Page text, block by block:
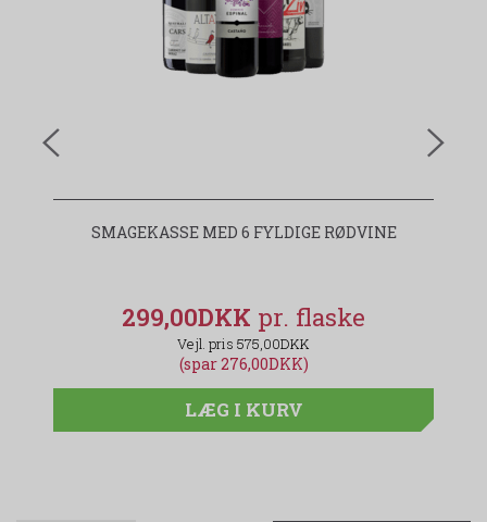
SMAGEKASSE MED 6 FYLDIGE RØDVINE
299,00DKK
575,00DKK
(spar 276,00DKK)
LÆG I KURV